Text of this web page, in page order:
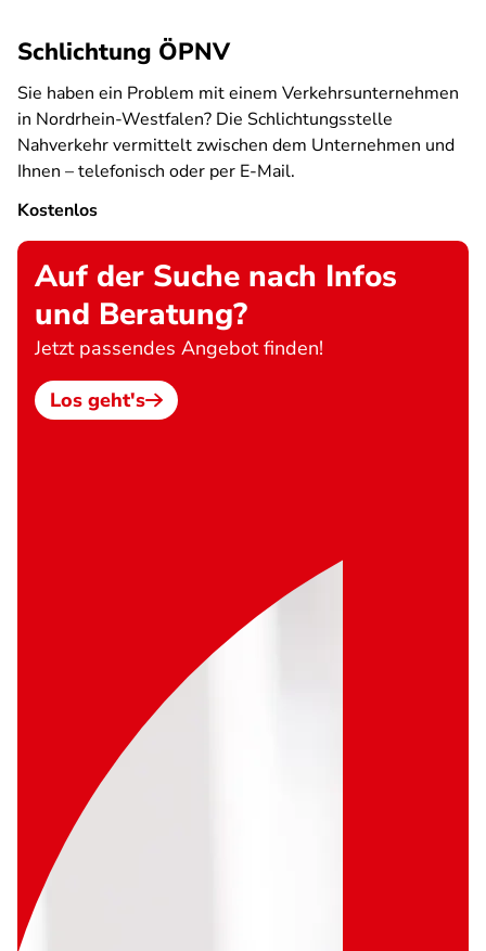
Schlichtung ÖPNV
Sie haben ein Problem mit einem Verkehrsunternehmen
in Nordrhein-Westfalen? Die Schlichtungsstelle
Nahverkehr vermittelt zwischen dem Unternehmen und
Ihnen – telefonisch oder per E-Mail.
Kostenlos
Auf der Suche nach Infos
und Beratung?
Jetzt passendes Angebot finden!
Los geht's